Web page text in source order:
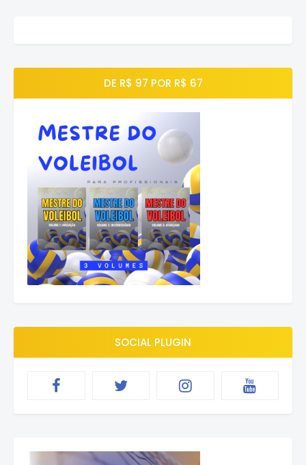
DE R$ 97 POR R$ 67
SOCIAL PLUGIN